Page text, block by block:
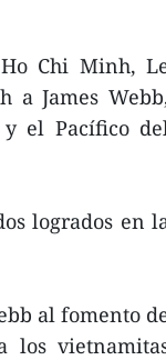
Chi Minh,
a James
y el Pacífico
logrados en
al fomento
los